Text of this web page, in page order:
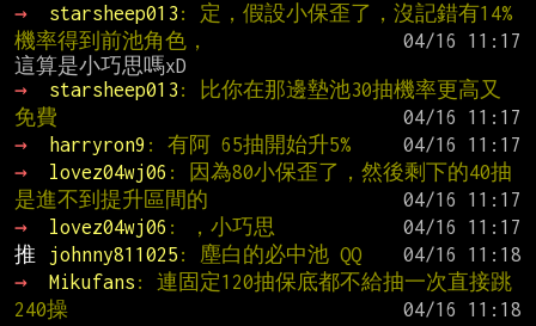
→
starsheep013 : 定，假設小保歪了，沒記錯有14%
機率得到前池角色，
→
starsheep013 : 比你在那邊墊池30抽機率更高又
免費
→
harryron9 : 有阿 65抽開始升5%
→
lovez04wj06 : 因為80小保歪了，然後剩下的40抽
是進不到提升區間的
→
lovez04wj06 : ，小巧思
推
johnny811025 : 塵白的必中池 QQ
→
Mikufans : 連固定120抽保底都不給抽一次直接跳
240操